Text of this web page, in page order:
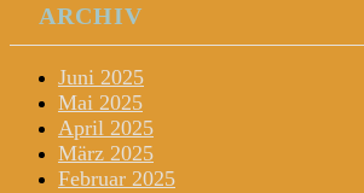
ARCHIV
Juni 2025
Mai 2025
April 2025
März 2025
Februar 2025